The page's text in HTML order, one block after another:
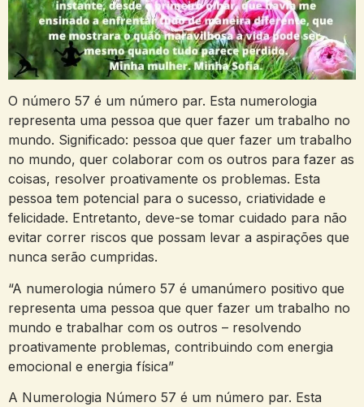
O número 57 é um número par. Esta numerologia
representa uma pessoa que quer fazer um trabalho no
mundo. Significado: pessoa que quer fazer um trabalho
no mundo, quer colaborar com os outros para fazer as
coisas, resolver proativamente os problemas. Esta
pessoa tem potencial para o sucesso, criatividade e
felicidade. Entretanto, deve-se tomar cuidado para não
evitar correr riscos que possam levar a aspirações que
nunca serão cumpridas.
“A numerologia número 57 é umanúmero positivo que
representa uma pessoa que quer fazer um trabalho no
mundo e trabalhar com os outros – resolvendo
proativamente problemas, contribuindo com energia
emocional e energia física”
A Numerologia Número 57 é um número par. Esta